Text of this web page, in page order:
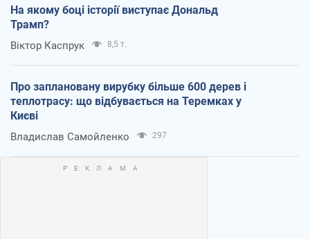
На якому боці історії виступає Дональд
Трамп?
Віктор Каспрук 8,5 т.
Про заплановану вирубку більше 600 дерев і
теплотрасу: що відбувається на Теремках у
Києві
Владислав Самойленко 297